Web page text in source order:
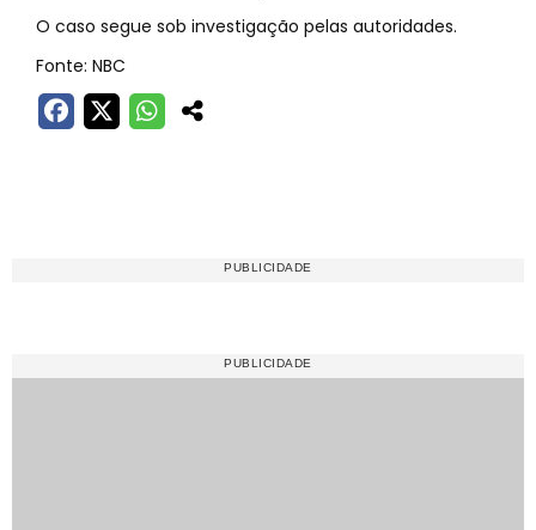
O caso segue sob investigação pelas autoridades.
Fonte: NBC